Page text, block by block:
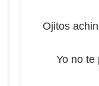
Ojitos
Yo no te